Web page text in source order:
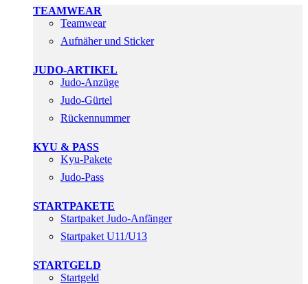
TEAMWEAR
Teamwear
Aufnäher und Sticker
JUDO-ARTIKEL
Judo-Anzüge
Judo-Gürtel
Rückennummer
KYU & PASS
Kyu-Pakete
Judo-Pass
STARTPAKETE
Startpaket Judo-Anfänger
Startpaket U11/U13
STARTGELD
Startgeld